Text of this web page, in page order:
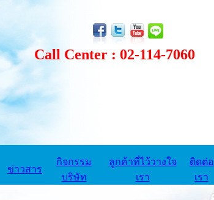
Call Center : 02-114-7060
ข่าวสาร
กิจกรรม
บริษัท
ลูกค้าที่ไว้วางใจ
เรา
ติดต่อ
เรา